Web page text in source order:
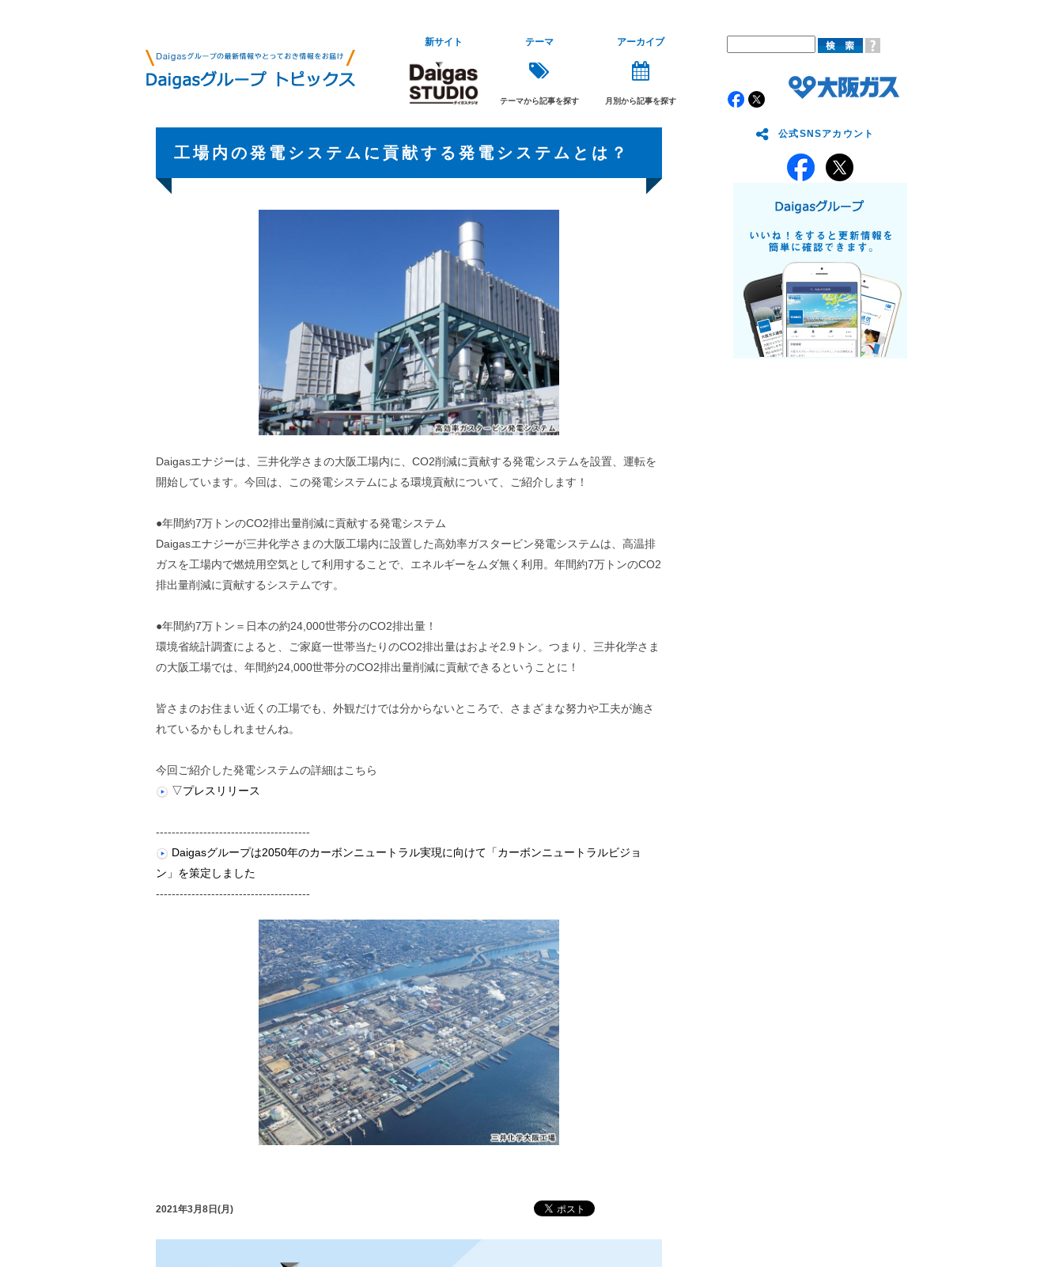
新サイト テーマ
テーマから記事を探す
アーカイブ
月別から記事を探す
工場内の発電システムに貢献する発電システムとは？
Daigasエナジーは、三井化学さまの大阪工場内に、CO2削減に貢献する発電システムを設置、運転を
開始しています。今回は、この発電システムによる環境貢献について、ご紹介します！
●年間約7万トンのCO2排出量削減に貢献する発電システム
Daigasエナジーが三井化学さまの大阪工場内に設置した高効率ガスタービン発電システムは、高温排
ガスを工場内で燃焼用空気として利用することで、エネルギーをムダ無く利用。年間約7万トンのCO2
排出量削減に貢献するシステムです。
●年間約7万トン＝日本の約24,000世帯分のCO2排出量！
環境省統計調査によると、ご家庭一世帯当たりのCO2排出量はおよそ2.9トン。つまり、三井化学さま
の大阪工場では、年間約24,000世帯分のCO2排出量削減に貢献できるということに！
皆さまのお住まい近くの工場でも、外観だけでは分からないところで、さまざまな努力や工夫が施さ
れているかもしれませんね。
今回ご紹介した発電システムの詳細はこちら
▽プレスリリース
---------------------------------------
Daigasグループは2050年のカーボンニュートラル実現に向けて「カーボンニュートラルビジョ
ン」を策定しました
---------------------------------------
2021年3月8日(月)
公式SNSアカウント